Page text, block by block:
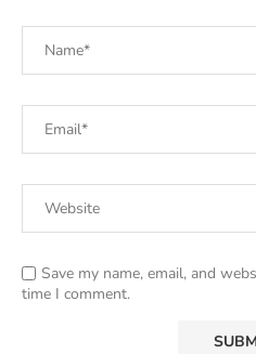
Save my name, email, and
time I comment.